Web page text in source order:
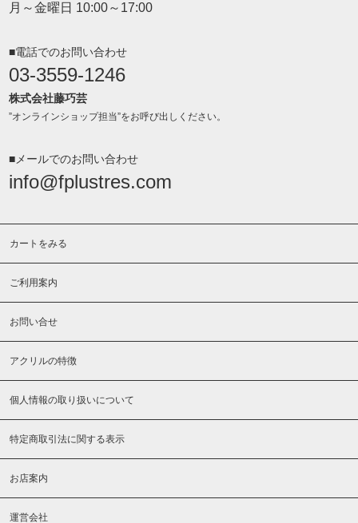
月～金曜日 10:00～17:00
■電話でのお問い合わせ
03-3559-1246
株式会社藤巧芸
”オンラインショップ担当”をお呼び出しください。
■メールでのお問い合わせ
info@fplustres.com
カートをみる
ご利用案内
お問い合せ
アクリルの特徴
個人情報の取り扱いについて
特定商取引法に関する表示
お店案内
運営会社